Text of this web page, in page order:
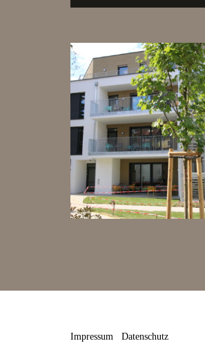
Impressum Datenschutz